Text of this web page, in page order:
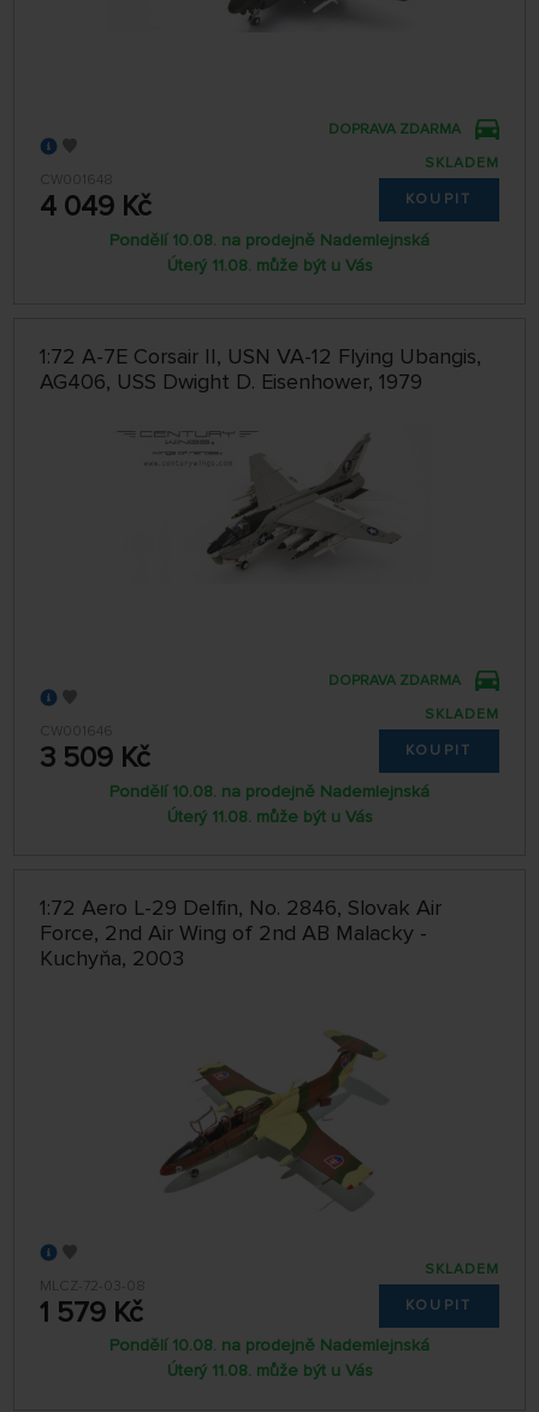
CW001648
4 049 Kč
DOPRAVA ZDARMA
SKLADEM
KOUPIT
Pondělí 10.08. na prodejně Nademlejnská
Úterý 11.08. může být u Vás
1:72 A-7E Corsair II, USN VA-12 Flying Ubangis,
AG406, USS Dwight D. Eisenhower, 1979
CW001646
3 509 Kč
DOPRAVA ZDARMA
SKLADEM
KOUPIT
Pondělí 10.08. na prodejně Nademlejnská
Úterý 11.08. může být u Vás
1:72 Aero L-29 Delfin, No. 2846, Slovak Air
Force, 2nd Air Wing of 2nd AB Malacky -
Kuchyňa, 2003
MLCZ-72-03-08
1 579 Kč
SKLADEM
KOUPIT
Pondělí 10.08. na prodejně Nademlejnská
Úterý 11.08. může být u Vás